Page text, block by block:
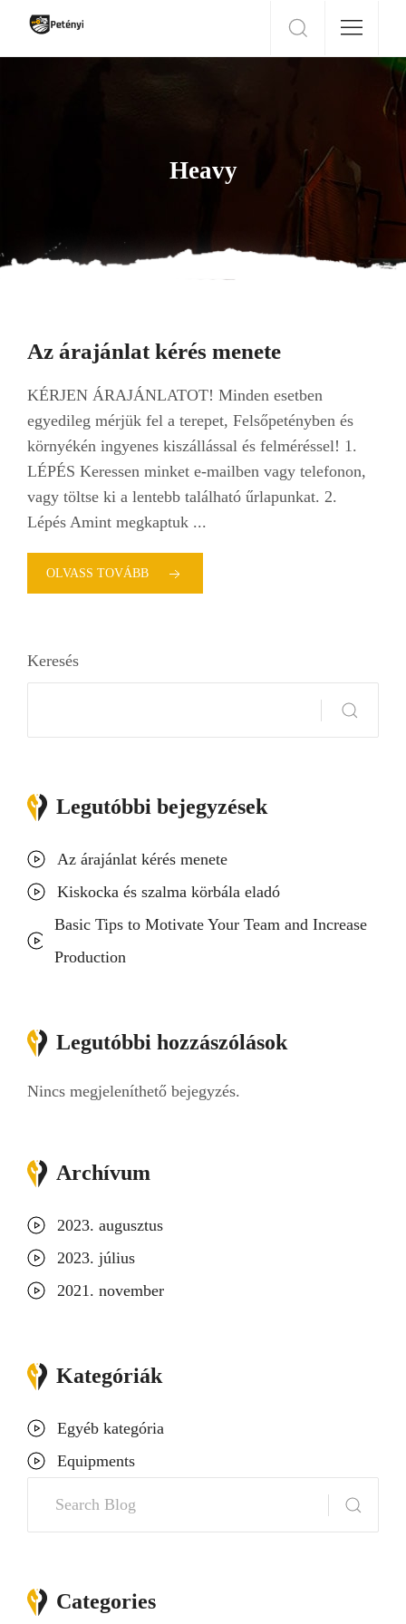
Heavy
Az árajánlat kérés menete
KÉRJEN ÁRAJÁNLATOT! Minden esetben
egyedileg mérjük fel a terepet, Felsőpetényben és
környékén ingyenes kiszállással és felméréssel! 1.
LÉPÉS Keressen minket e-mailben vagy telefonon,
vagy töltse ki a lentebb található űrlapunkat. 2.
Lépés Amint megkaptuk ...
OLVASS TOVÁBB
Keresés
Legutóbbi bejegyzések
Az árajánlat kérés menete
Kiskocka és szalma körbála eladó
Basic Tips to Motivate Your Team and Increase
Production
Legutóbbi hozzászólások
Nincs megjeleníthető bejegyzés.
Archívum
2023. augusztus
2023. július
2021. november
Kategóriák
Egyéb kategória
Equipments
s
é
Categories